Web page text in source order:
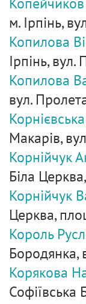
м. Ірпінь,
Копилова
Ірпінь,
Копилова
вул.
Макарів,
Корнійчук
Біла
Корнійчук
Церква,
Король
Бородянка,
Корякова
Софіївська